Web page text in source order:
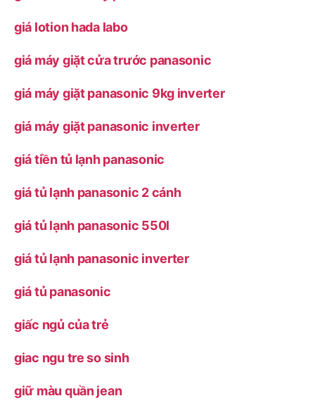
giá lotion hada labo
giá máy giặt cửa trước panasonic
giá máy giặt panasonic 9kg inverter
giá máy giặt panasonic inverter
giá tiền tủ lạnh panasonic
giá tủ lạnh panasonic 2 cánh
giá tủ lạnh panasonic 550l
giá tủ lạnh panasonic inverter
giá tủ panasonic
giấc ngủ của trẻ
giac ngu tre so sinh
giữ màu quần jean